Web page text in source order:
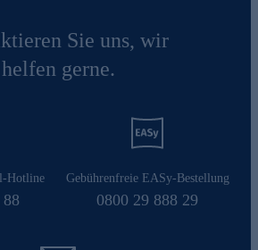
Sie uns, wir
helfen gerne.
Hotline Gebührenfreie EASy-Bestellung
0800 29 888 29